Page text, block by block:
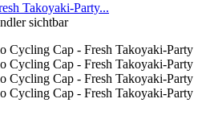
Takoyaki-Party...
sichtbar